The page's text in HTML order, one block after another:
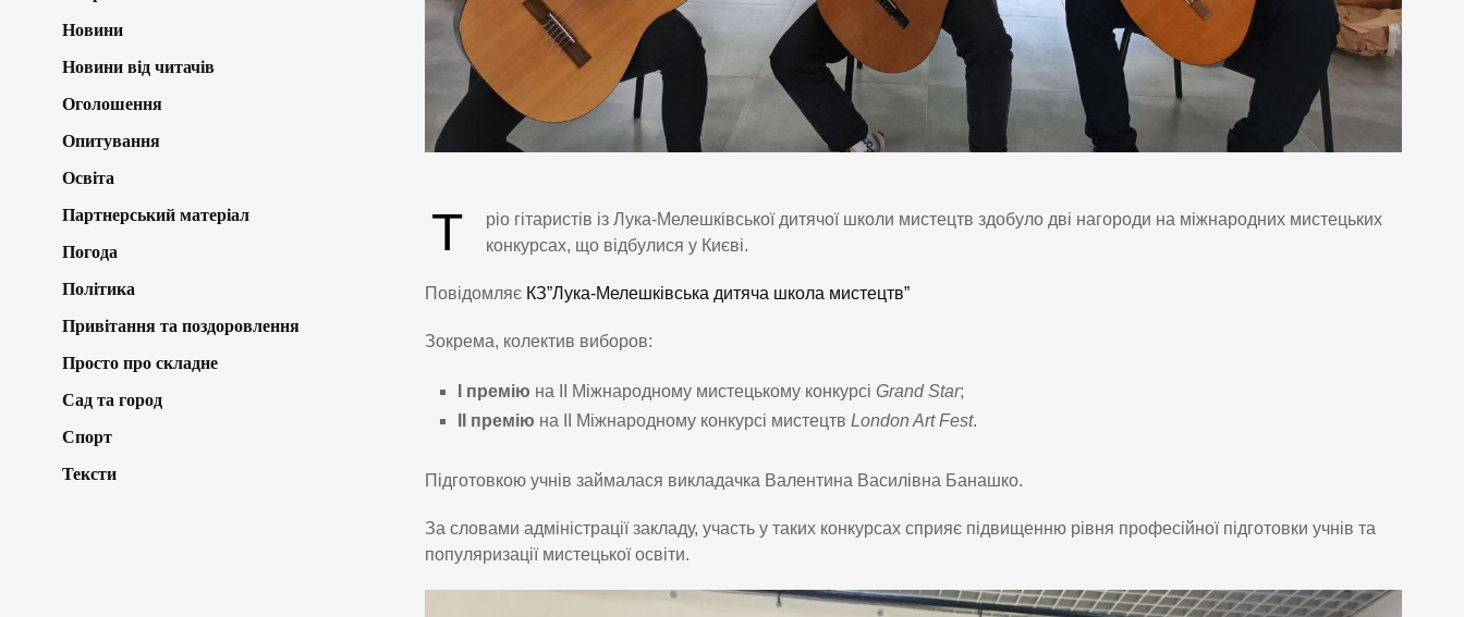
Т
ріо гітаристів із Лука-Мелешківської дитячої школи мистецтв здобуло дві нагороди на міжнародних мистецьких
конкурсах, що відбулися у Києві.
Повідомляє КЗ”Лука-Мелешківська дитяча школа мистецтв”
Зокрема, колектив виборов:
І премію на ІІ Міжнародному мистецькому конкурсі Grand Star;
ІІ премію на ІІ Міжнародному конкурсі мистецтв London Art Fest.
Підготовкою учнів займалася викладачка Валентина Василівна Банашко.
За словами адміністрації закладу, участь у таких конкурсах сприяє підвищенню рівня професійної підготовки учнів та
популяризації мистецької освіти.
Новини
Новини від читачів
Оголошення
Опитування
Освіта
Партнерський матеріал
Погода
Політика
Привітання та поздоровлення
Просто про складне
Сад та город
Спорт
Тексти